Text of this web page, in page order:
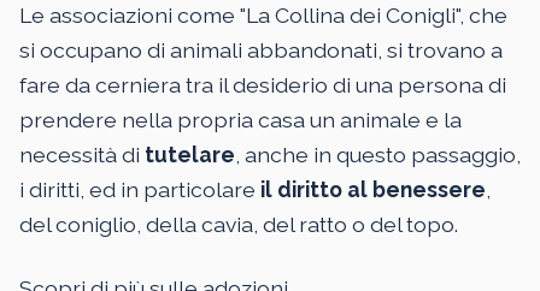
Le associazioni come "La Collina dei Conigli", che
si occupano di animali abbandonati, si trovano a
fare da cerniera tra il desiderio di una persona di
prendere nella propria casa un animale e la
necessità di tutelare, anche in questo passaggio,
i diritti, ed in particolare il diritto al benessere,
del coniglio, della cavia, del ratto o del topo.